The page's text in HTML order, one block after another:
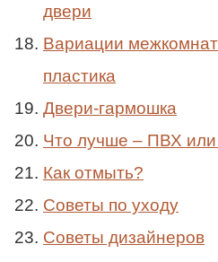
двери
Вариации
пластика
Двери-гармошка
Что лучше – ПВХ
Как отмыть?
Советы по уходу
Советы дизайнеров